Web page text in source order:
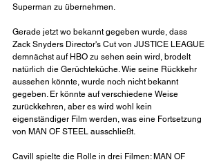
Superman zu übernehmen.
Gerade jetzt wo bekannt gegeben wurde, dass
Zack Snyders Director's Cut von JUSTICE LEAGUE
demnächst auf HBO zu sehen sein wird, brodelt
natürlich die Gerüchteküche. Wie seine Rückkehr
aussehen könnte, wurde noch nicht bekannt
gegeben. Er könnte auf verschiedene Weise
zurückkehren, aber es wird wohl kein
eigenständiger Film werden, was eine Fortsetzung
von MAN OF STEEL ausschließt.
Cavill spielte die Rolle in drei Filmen: MAN OF